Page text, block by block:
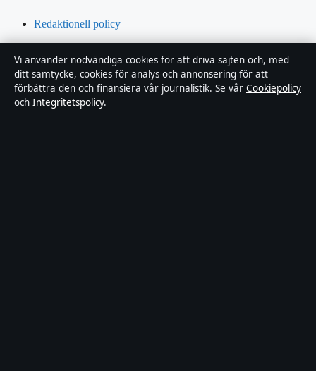
Redaktionell policy
Rättelsepolicy
Tillgänglighetsredogörelse
Vi använder nödvändiga cookies för att driva sajten och, med
ditt samtycke, cookies för analys och annonsering för att
förbättra den och finansiera vår journalistik. Se vår Cookiepolicy
och Integritetspolicy.